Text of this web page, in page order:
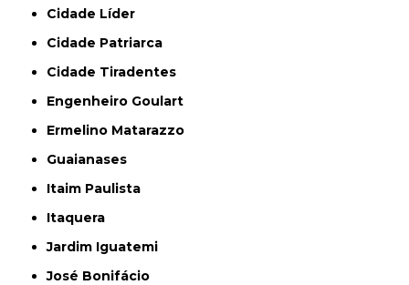
Cidade Líder
Cidade Patriarca
Cidade Tiradentes
Engenheiro Goulart
Ermelino Matarazzo
Guaianases
Itaim Paulista
Itaquera
Jardim Iguatemi
José Bonifácio